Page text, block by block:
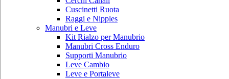
Cuscinetti Ruota
Raggi e Nipples
Manubri e Leve
Kit Rialzo per Manubrio
Manubri Cross Enduro
Supporti Manubrio
Leve Cambio
Leve e Portaleve